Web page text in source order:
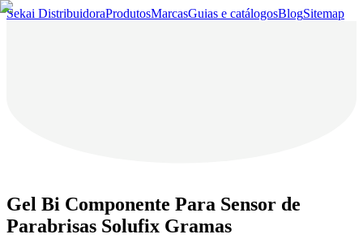
Sekai DistribuidoraProdutosMarcasGuias e catálogosBlogSitemap
Gel Bi Componente Para Sensor de
Parabrisas Solufix Gramas